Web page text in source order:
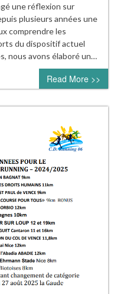
une réflexion sur
plusieurs années une
comprendre les
du dispositif actuel
nous avons élaboré un…
Read More >>